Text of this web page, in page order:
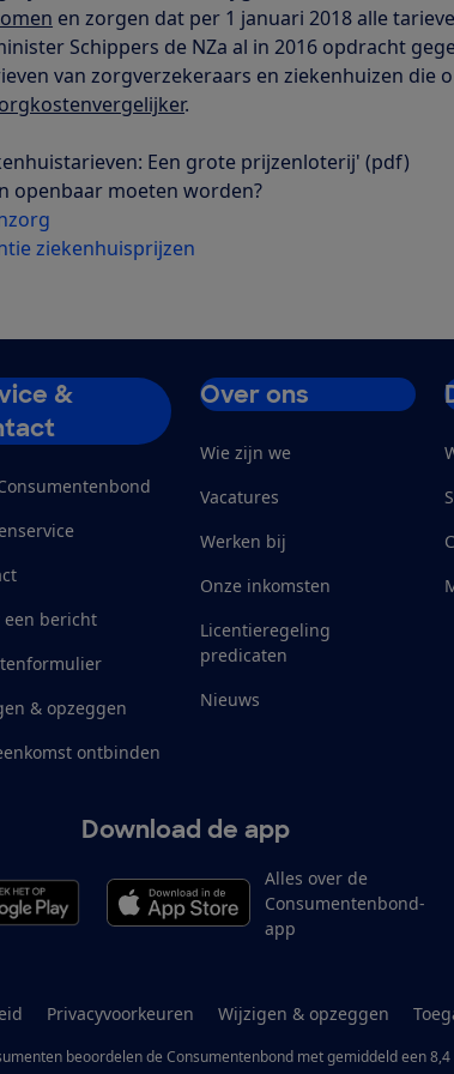
en zorgen dat per 1 januari 2018 alle
Schippers de NZa al in 2016 opdracht
van zorgverzekeraars en ziekenhuizen die
.
Een grote prijzenloterij' (pdf)
openbaar moeten worden?
ziekenhuisprijzen
&
een bericht
& opzeggen
ontbinden
Over ons
Wie zijn we
Vacatures
Werken bij
Onze inkomsten
Licentieregeling
predicaten
Nieuws
Download de app
Alles over de
Consumentenbond-
app
Privacyvoorkeuren Wijzigen & opzeggen
beoordelen de Consumentenbondmet gemiddeld een 8,4